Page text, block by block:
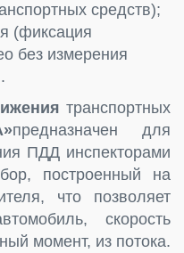
средств);
(фиксация
без измерения
транспортных
предназначен для
ПДД инспекторами
построенный на
что позволяет
скорость
момент, из потока.